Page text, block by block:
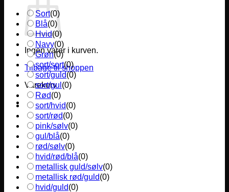
Ingen varer i kurven.
Tilbage til shoppen
Varekurv
Sort(0)
Blå(0)
Hvid(0)
Navy(0)
Grøn(0)
sort/sort(0)
sort/guld(0)
sort/gul (0)
Rød(0)
sort/hvid(0)
sort/rød(0)
pink/sølv(0)
gul/blå(0)
rød/sølv(0)
hvid/rød/blå(0)
metallisk guld/sølv(0)
metallisk rød/guld(0)
hvid/guld(0)